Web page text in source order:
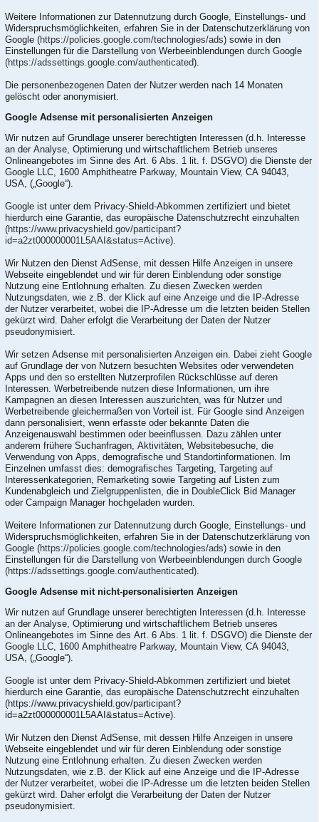
Weitere Informationen zur Datennutzung durch Google, Einstellungs- und
Widerspruchsmöglichkeiten, erfahren Sie in der Datenschutzerklärung von
Google (https://policies.google.com/technologies/ads) sowie in den
Einstellungen für die Darstellung von Werbeeinblendungen durch Google
(https://adssettings.google.com/authenticated).
Die personenbezogenen Daten der Nutzer werden nach 14 Monaten
gelöscht oder anonymisiert.
Google Adsense mit personalisierten Anzeigen
Wir nutzen auf Grundlage unserer berechtigten Interessen (d.h. Interesse
an der Analyse, Optimierung und wirtschaftlichem Betrieb unseres
Onlineangebotes im Sinne des Art. 6 Abs. 1 lit. f. DSGVO) die Dienste der
Google LLC, 1600 Amphitheatre Parkway, Mountain View, CA 94043,
USA, („Google“).
Google ist unter dem Privacy-Shield-Abkommen zertifiziert und bietet
hierdurch eine Garantie, das europäische Datenschutzrecht einzuhalten
(https://www.privacyshield.gov/participant?
id=a2zt000000001L5AAI&status=Active).
Wir Nutzen den Dienst AdSense, mit dessen Hilfe Anzeigen in unsere
Webseite eingeblendet und wir für deren Einblendung oder sonstige
Nutzung eine Entlohnung erhalten. Zu diesen Zwecken werden
Nutzungsdaten, wie z.B. der Klick auf eine Anzeige und die IP-Adresse
der Nutzer verarbeitet, wobei die IP-Adresse um die letzten beiden Stellen
gekürzt wird. Daher erfolgt die Verarbeitung der Daten der Nutzer
pseudonymisiert.
Wir setzen Adsense mit personalisierten Anzeigen ein. Dabei zieht Google
auf Grundlage der von Nutzern besuchten Websites oder verwendeten
Apps und den so erstellten Nutzerprofilen Rückschlüsse auf deren
Interessen. Werbetreibende nutzen diese Informationen, um ihre
Kampagnen an diesen Interessen auszurichten, was für Nutzer und
Werbetreibende gleichermaßen von Vorteil ist. Für Google sind Anzeigen
dann personalisiert, wenn erfasste oder bekannte Daten die
Anzeigenauswahl bestimmen oder beeinflussen. Dazu zählen unter
anderem frühere Suchanfragen, Aktivitäten, Websitebesuche, die
Verwendung von Apps, demografische und Standortinformationen. Im
Einzelnen umfasst dies: demografisches Targeting, Targeting auf
Interessenkategorien, Remarketing sowie Targeting auf Listen zum
Kundenabgleich und Zielgruppenlisten, die in DoubleClick Bid Manager
oder Campaign Manager hochgeladen wurden.
Weitere Informationen zur Datennutzung durch Google, Einstellungs- und
Widerspruchsmöglichkeiten, erfahren Sie in der Datenschutzerklärung von
Google (https://policies.google.com/technologies/ads) sowie in den
Einstellungen für die Darstellung von Werbeeinblendungen durch Google
(https://adssettings.google.com/authenticated).
Google Adsense mit nicht-personalisierten Anzeigen
Wir nutzen auf Grundlage unserer berechtigten Interessen (d.h. Interesse
an der Analyse, Optimierung und wirtschaftlichem Betrieb unseres
Onlineangebotes im Sinne des Art. 6 Abs. 1 lit. f. DSGVO) die Dienste der
Google LLC, 1600 Amphitheatre Parkway, Mountain View, CA 94043,
USA, („Google“).
Google ist unter dem Privacy-Shield-Abkommen zertifiziert und bietet
hierdurch eine Garantie, das europäische Datenschutzrecht einzuhalten
(https://www.privacyshield.gov/participant?
id=a2zt000000001L5AAI&status=Active).
Wir Nutzen den Dienst AdSense, mit dessen Hilfe Anzeigen in unsere
Webseite eingeblendet und wir für deren Einblendung oder sonstige
Nutzung eine Entlohnung erhalten. Zu diesen Zwecken werden
Nutzungsdaten, wie z.B. der Klick auf eine Anzeige und die IP-Adresse
der Nutzer verarbeitet, wobei die IP-Adresse um die letzten beiden Stellen
gekürzt wird. Daher erfolgt die Verarbeitung der Daten der Nutzer
pseudonymisiert.